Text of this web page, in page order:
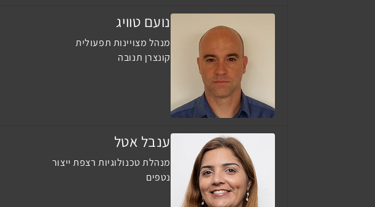
נועם טוויג
מנהל מצויינות תפעולית
קונצרן תנובה
ענבל אטל
מנהלת טכנולוגיות רצפת ייצור
נטפים